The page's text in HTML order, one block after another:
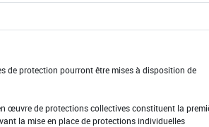
de protection pourront être mises à disposition de
œuvre de protections collectives constituent la
la mise en place de protections individuelles